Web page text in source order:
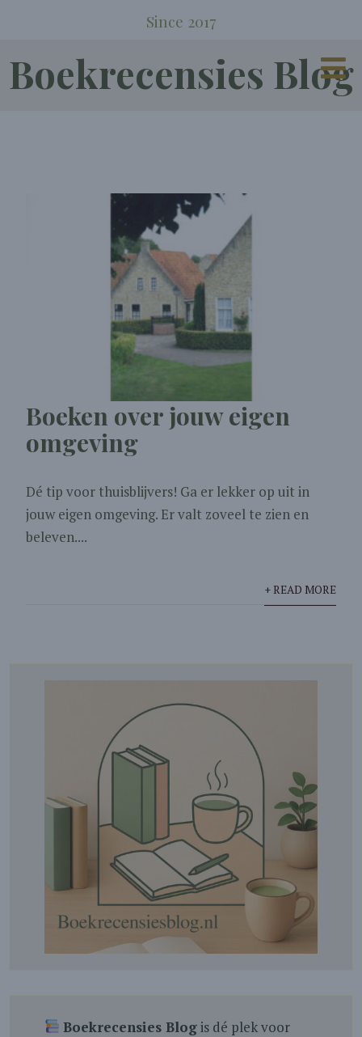
Since 2017
Boekrecensies Blog
Boeken over jouw eigen
omgeving
Dé tip voor thuisblijvers! Ga er lekker op uit in
jouw eigen omgeving. Er valt zoveel te zien en
beleven....
+ READ MORE
Boekrecensies Blogis dé plek voor